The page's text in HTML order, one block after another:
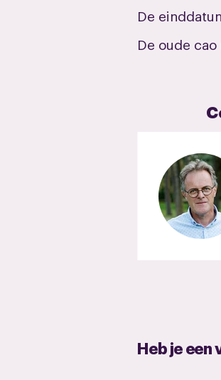
De
De oude
Heb je